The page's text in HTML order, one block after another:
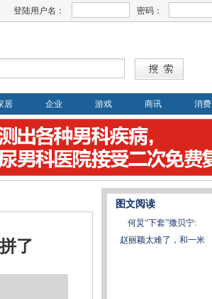
登陆用户名： 密码：
居 企业 游戏 商讯 消费
了
图文阅读
何炅“下套”撒贝宁:
赵丽颖太难了，和一米